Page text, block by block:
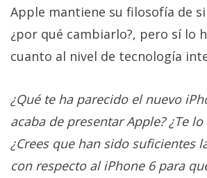
Apple mantiene su filosofía de
¿por qué cambiarlo?, pero sí lo
cuanto al nivel de tecnología
¿Qué te ha parecido el nuevo
acaba de presentar Apple? ¿Te
¿Crees que han sido suficientes
con respecto al iPhone 6 para